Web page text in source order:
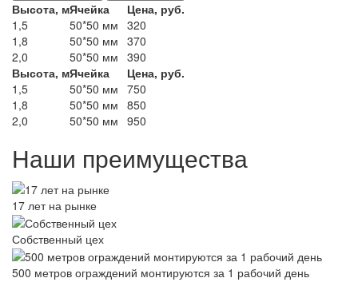
Высота, мЯчейка
Цена, руб.
1,5
50*50 мм 320
1,8
50*50 мм 370
2,0
50*50 мм 390
Высота, мЯчейка
Цена, руб.
1,5
50*50 мм 750
1,8
50*50 мм 850
2,0
50*50 мм 950
Наши преимущества
17 лет на рынке
Собственный цех
500 метров ограждений монтируются за 1 рабочий день